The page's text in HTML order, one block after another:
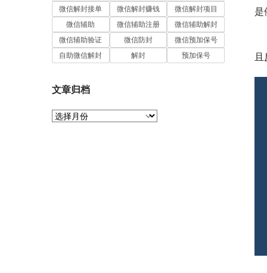
是
微信解封接单
微信解封赚钱
微信解封项目
微信辅助
微信辅助注册
微信辅助解封
微信辅助验证
微信防封
微信预加保号
自助微信解封
解封 预加保号
文章归档
文